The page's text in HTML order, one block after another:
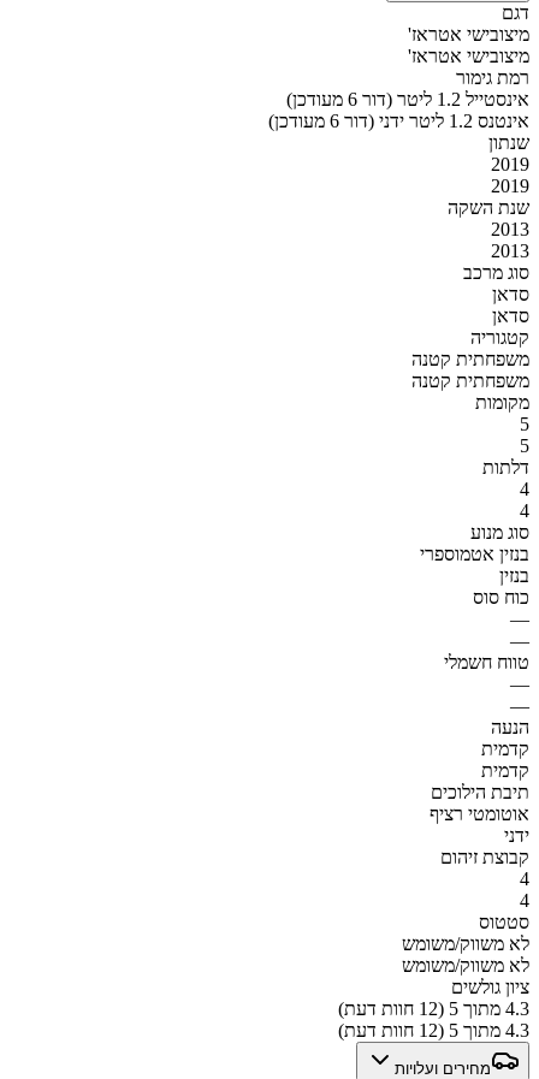
דגם
מיצובישי אטראז'
מיצובישי אטראז'
רמת גימור
אינסטייל 1.2 ליטר (דור 6 מעודכן)
אינטנס 1.2 ליטר ידני (דור 6 מעודכן)
שנתון
2019
2019
שנת השקה
2013
2013
סוג מרכב
סדאן
סדאן
קטגוריה
משפחתית קטנה
משפחתית קטנה
מקומות
5
5
דלתות
4
4
סוג מנוע
בנזין אטמוספרי
בנזין
כוח סוס
—
—
טווח חשמלי
—
—
הנעה
קדמית
קדמית
תיבת הילוכים
אוטומטי רציף
ידני
קבוצת זיהום
4
4
סטטוס
לא משווק/משומש
לא משווק/משומש
ציון גולשים
4.3 מתוך 5 (12 חוות דעת)
4.3 מתוך 5 (12 חוות דעת)
מחירים ועלויות